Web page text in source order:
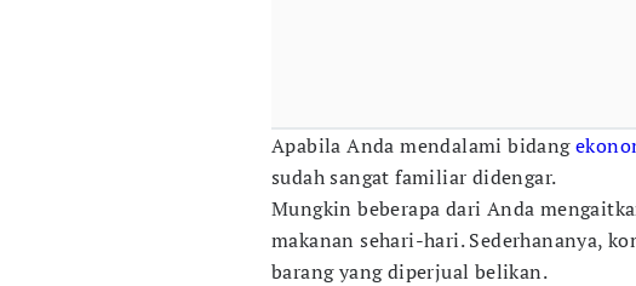
Apabila Anda mendalami bidang
sudah sangat familiar didengar.
Mungkin beberapa dari Anda
makanan sehari-hari. Sederhananya,
barang yang diperjual belikan.